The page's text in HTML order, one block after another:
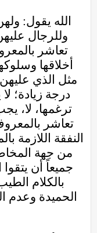
الله يقول:
وللرجال
تعاشر
أخلاقها
مثل الذي
درجة زيادة؛
ترغمها، لا،
تعاشر
النفقة اللازمة
من جهة
جميعاً أن
بالكلام
الحميدة وعدم